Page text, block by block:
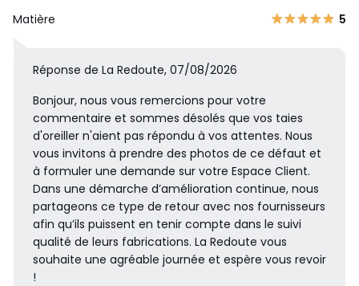
Matière 5
Réponse de La Redoute, 07/08/2026
Bonjour, nous vous remercions pour votre
commentaire et sommes désolés que vos taies
d'oreiller n'aient pas répondu à vos attentes. Nous
vous invitons à prendre des photos de ce défaut et
à formuler une demande sur votre Espace Client.
Dans une démarche d’amélioration continue, nous
partageons ce type de retour avec nos fournisseurs
afin qu’ils puissent en tenir compte dans le suivi
qualité de leurs fabrications. La Redoute vous
souhaite une agréable journée et espère vous revoir
!